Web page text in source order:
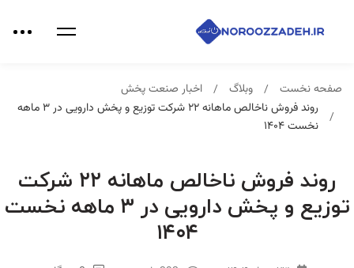
صفحه نخست وبلاگ
اخبار صنعت پخش
روند فروش ناخالص ماهانه ۲۲ شرکت توزیع و پخش دارویی در ۳ ماهه
نخست ۱۴۰۴
روند فروش ناخالص ماهانه ۲۲ شرکت
توزیع و پخش دارویی در ۳ ماهه نخست
۱۴۰۴